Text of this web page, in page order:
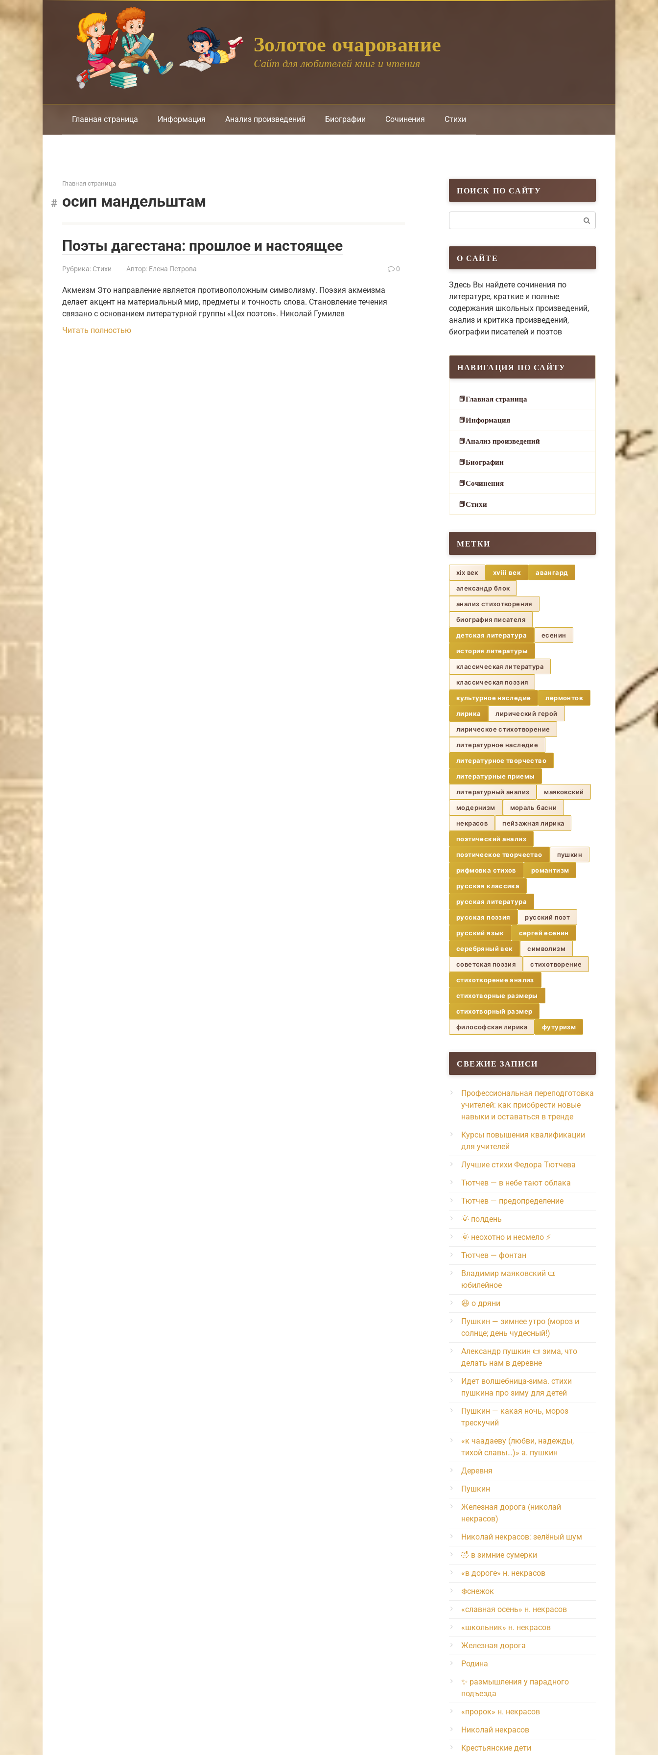
к
Золотое очарование
Cайт для любителей книг и чтения
Главная страница Информация Анализ произведений Биографии Сочинения Стихи
Главная страница
осип мандельштам
Поэты дагестана: прошлое и настоящее
Рубрика: Стихи Автор: Елена Петрова 0
Акмеизм Это направление является противоположным символизму. Поэзия акмеизма
делает акцент на материальный мир, предметы и точность слова. Становление течения
связано с основанием литературной группы «Цех поэтов». Николай Гумилев
Читать полностью
ПОИСК ПО САЙТУ
О САЙТЕ
Здесь Вы найдете сочинения по
литературе, краткие и полные
содержания школьных произведений,
анализ и критика произведений,
биографии писателей и поэтов
НАВИГАЦИЯ ПО САЙТУ
Главная страница
Информация
Анализ произведений
Биографии
Сочинения
Стихи
МЕТКИ
xix век xviii век
авангард
александр блок
анализ стихотворения
биография писателя
детская литература
есенин
история литературы
классическая литература
классическая поэзия
культурное наследие
лермонтов
лирика
лирический герой
лирическое стихотворение
литературное наследие
литературное творчество
литературные приемы
литературный анализ
маяковский
модернизм
мораль басни
некрасов
пейзажная лирика
поэтический анализ
поэтическое творчество
пушкин
рифмовка стихов
романтизм
русская классика
русская литература
русская поэзия
русский поэт
русский язык
сергей есенин
серебряный век
символизм
советская поэзия
стихотворение
стихотворение анализ
стихотворные размеры
стихотворный размер
философская лирика
футуризм
СВЕЖИЕ ЗАПИСИ
Профессиональная переподготовка
учителей: как приобрести новые
навыки и оставаться в тренде
Курсы повышения квалификации
для учителей
Лучшие стихи Федора Тютчева
Тютчев — в небе тают облака
Тютчев — предопределение
🌞 полдень
🌞 неохотно и несмело ⚡️
Тютчев — фонтан
Владимир маяковский 📜
юбилейное
😆 о дряни
Пушкин — зимнее утро (мороз и
солнце; день чудесный!)
Александр пушкин 📜 зима, что
делать нам в деревне
Идет волшебница-зима. стихи
пушкина про зиму для детей
Пушкин — какая ночь, мороз
трескучий
«к чаадаеву (любви, надежды,
тихой славы…)» а. пушкин
Деревня
Пушкин
Железная дорога (николай
некрасов)
Николай некрасов: зелёный шум
🤣 в зимние сумерки
«в дороге» н. некрасов
❄️снежок
«славная осень» н. некрасов
«школьник» н. некрасов
Железная дорога
Родина
✨ размышления у парадного
подъезда
«пророк» н. некрасов
Николай некрасов
Крестьянские дети